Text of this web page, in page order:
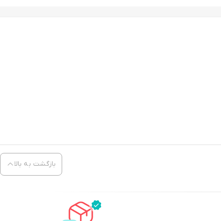
بازگشت به بالا